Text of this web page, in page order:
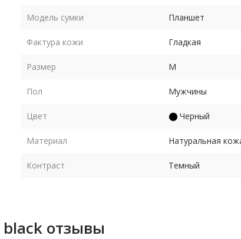
Модель сумки Планшет
Фактура кожи Гладкая
Размер M
Пол Мужчины
Цвет Черный
Материал Натуральная
Контраст Темный
black отзывы